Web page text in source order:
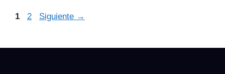
1 2 Siguiente →